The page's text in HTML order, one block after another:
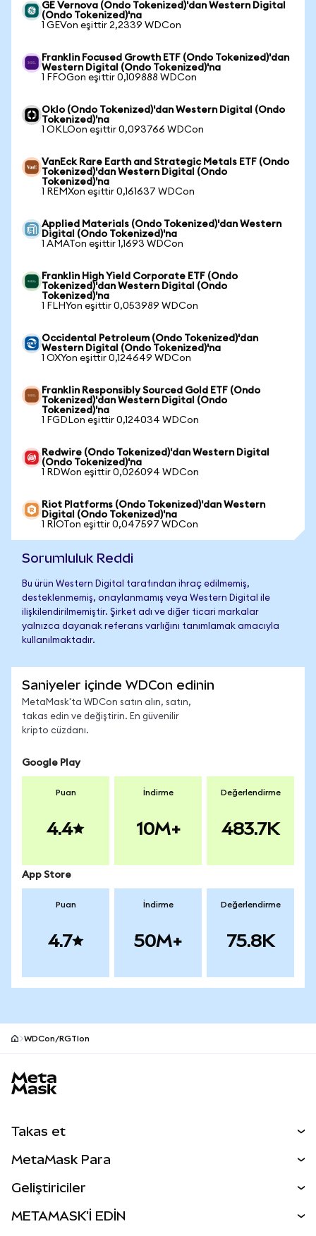
GE Vernova (Ondo Tokenized)'dan Western Digital
(Ondo Tokenized)'na
1 GEVon eşittir 2,2339 WDCon
Franklin Focused Growth ETF (Ondo Tokenized)'dan
Western Digital (Ondo Tokenized)'na
1 FFOGon eşittir 0,109888 WDCon
Oklo (Ondo Tokenized)'dan Western Digital (Ondo
Tokenized)'na
1 OKLOon eşittir 0,093766 WDCon
VanEck Rare Earth and Strategic Metals ETF (Ondo
Tokenized)'dan Western Digital (Ondo
Tokenized)'na
1 REMXon eşittir 0,161637 WDCon
Applied Materials (Ondo Tokenized)'dan Western
Digital (Ondo Tokenized)'na
1 AMATon eşittir 1,1693 WDCon
Franklin High Yield Corporate ETF (Ondo
Tokenized)'dan Western Digital (Ondo
Tokenized)'na
1 FLHYon eşittir 0,053989 WDCon
Occidental Petroleum (Ondo Tokenized)'dan
Western Digital (Ondo Tokenized)'na
1 OXYon eşittir 0,124649 WDCon
Franklin Responsibly Sourced Gold ETF (Ondo
Tokenized)'dan Western Digital (Ondo
Tokenized)'na
1 FGDLon eşittir 0,124034 WDCon
Redwire (Ondo Tokenized)'dan Western Digital
(Ondo Tokenized)'na
1 RDWon eşittir 0,026094 WDCon
Riot Platforms (Ondo Tokenized)'dan Western
Digital (Ondo Tokenized)'na
1 RIOTon eşittir 0,047597 WDCon
Sorumluluk Reddi
Bu ürün Western Digital tarafından ihraç edilmemiş,
desteklenmemiş, onaylanmamış veya Western Digital ile
ilişkilendirilmemiştir. Şirket adı ve diğer ticari markalar
yalnızca dayanak referans varlığını tanımlamak amacıyla
kullanılmaktadır.
Saniyeler içinde WDCon edinin
MetaMask'ta WDCon satın alın, satın,
takas edin ve değiştirin. En güvenilir
kripto cüzdanı.
Google Play
Puan
4.4
İndirme
10M+
Değerlendirme
483.7K
App Store
Puan
4.7
İndirme
50M+
Değerlendirme
75.8K
WDCon/RGTIon
Takas et
Perps
RWA'lar
MetaMask Para
Geliştiriciler
METAMASK'İ EDİN